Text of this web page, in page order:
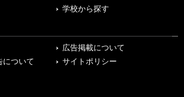
学校から探す
広告掲載について
について
サイトポリシー